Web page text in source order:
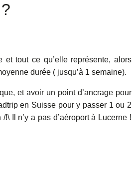
tout ce qu’elle représente, alors
durée ( jusqu’à 1 semaine).
et avoir un point d’ancrage pour
en Suisse pour y passer 1 ou 2
Il n’y a pas d’aéroport à Lucerne !